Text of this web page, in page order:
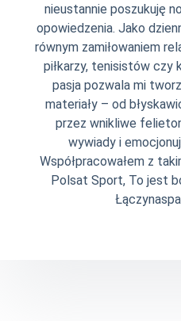
nieustannie poszukuję
opowiedzenia. Jako
równym zamiłowaniem
piłkarzy, tenisistów czy
pasja pozwala mi
materiały – od
przez wnikliwe
wywiady i
Współpracowałem z
Polsat Sport, To jest